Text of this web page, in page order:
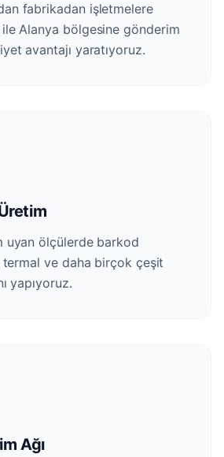
fabrikadan işletmelere
Alanya bölgesine gönderim
avantajı yaratıyoruz.
uyan ölçülerde barkod
ve daha birçok çeşit
yapıyoruz.
Ağı